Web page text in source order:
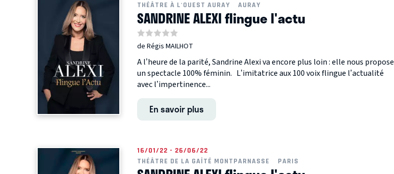
THÉÂTRE À L'OUEST AURAY
AURAY
SANDRINE ALEXI flingue l'actu
de Régis MAILHOT
A l’heure de la parité, Sandrine Alexi va encore plus loin : elle nous propose
un spectacle 100% féminin. L’imitatrice aux 100 voix flingue l’actualité
avec l’impertinence...
En savoir plus
16/01/22 - 26/06/22
THÉÂTRE DE LA GAÎTÉ MONTPARNASSE
PARIS